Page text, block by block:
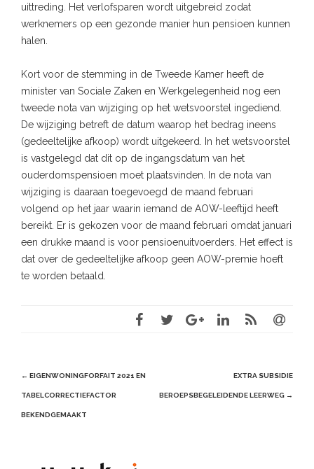
uittreding. Het verlofsparen wordt uitgebreid zodat
werknemers op een gezonde manier hun pensioen kunnen
halen.
Kort voor de stemming in de Tweede Kamer heeft de
minister van Sociale Zaken en Werkgelegenheid nog een
tweede nota van wijziging op het wetsvoorstel ingediend.
De wijziging betreft de datum waarop het bedrag ineens
(gedeeltelijke afkoop) wordt uitgekeerd. In het wetsvoorstel
is vastgelegd dat dit op de ingangsdatum van het
ouderdomspensioen moet plaatsvinden. In de nota van
wijziging is daaraan toegevoegd de maand februari
volgend op het jaar waarin iemand de AOW-leeftijd heeft
bereikt. Er is gekozen voor de maand februari omdat januari
een drukke maand is voor pensioenuitvoerders. Het effect is
dat over de gedeeltelijke afkoop geen AOW-premie hoeft
te worden betaald.
Post
navigation
← EIGENWONINGFORFAIT 2021 EN
TABELCORRECTIEFACTOR
BEKENDGEMAAKT
EXTRA SUBSIDIE
BEROEPSBEGELEIDENDE LEERWEG →